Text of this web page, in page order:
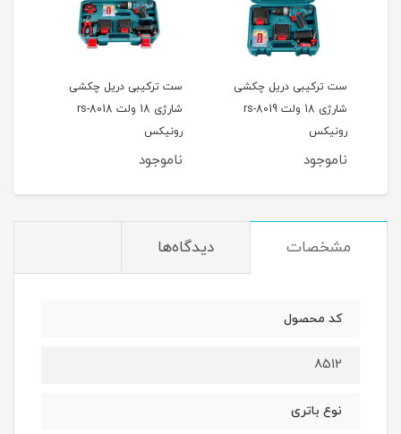
ست ترکیبی دریل چکشی
شارژی 18 ولت rs-8019
رونیکس
ناموجود
ست ترکیبی دریل چکشی
شارژی 18 ولت rs-8018
رونیکس
ناموجود
مشخصات دیدگاه‌ها
کد محصول
8512
نوع باتری